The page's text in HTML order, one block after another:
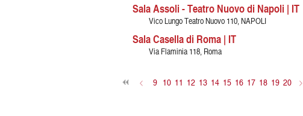
Sala Assoli - Teatro Nuovo di Napoli | IT
Vico Lungo Teatro Nuovo 110, NAPOLI
Sala Casella di Roma | IT
Via Flaminia 118, Roma
< 9 10 11 12 13 14 15 16 17 18 19 20 >